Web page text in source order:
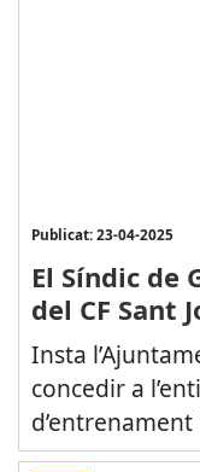
Publicat: 23-04-2025
El Síndic de
del CF Sant
Insta
concedir a